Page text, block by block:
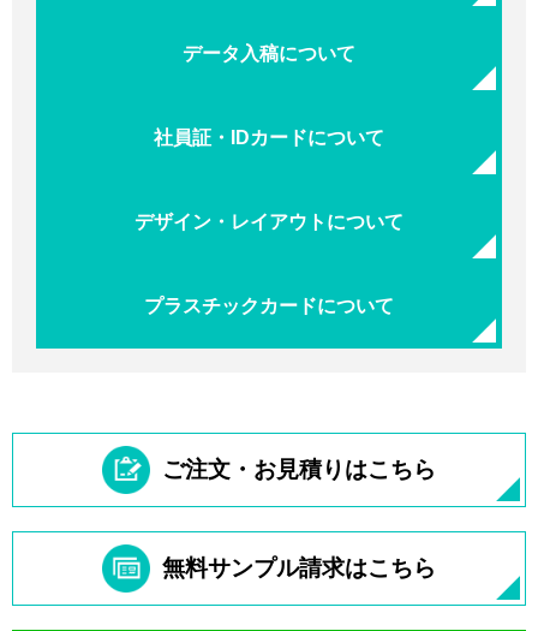
データ入稿について
社員証・IDカードについて
デザイン・レイアウトについて
プラスチックカードについて
ご注文・お見積りはこちら
無料サンプル請求はこちら